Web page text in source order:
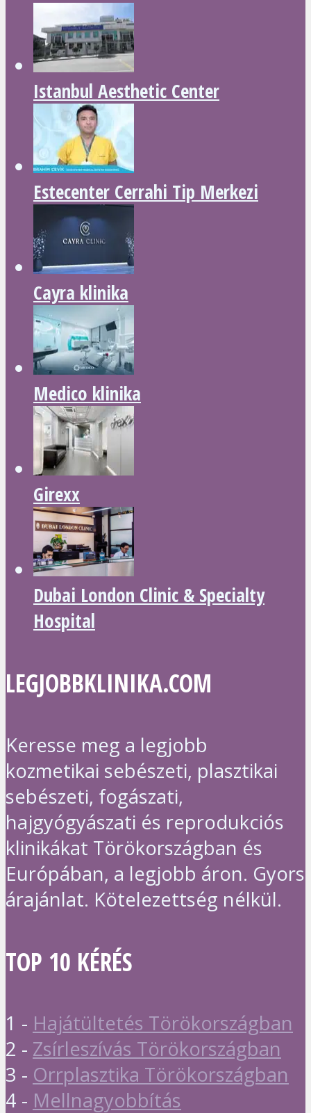
Istanbul Aesthetic Center
Estecenter Cerrahi Tip Merkezi
Cayra klinika
Medico klinika
Girexx
Dubai London Clinic & Specialty
Hospital
LEGJOBBKLINIKA.COM
Keresse meg a legjobb
kozmetikai sebészeti, plasztikai
sebészeti, fogászati,
hajgyógyászati és reprodukciós
klinikákat Törökországban és
Európában, a legjobb áron. Gyors
árajánlat. Kötelezettség nélkül.
TOP 10 KÉRÉS
1 - Hajátültetés Törökországban
2 - Zsírleszívás Törökországban
3 - Orrplasztika Törökországban
4 - Mellnagyobbítás